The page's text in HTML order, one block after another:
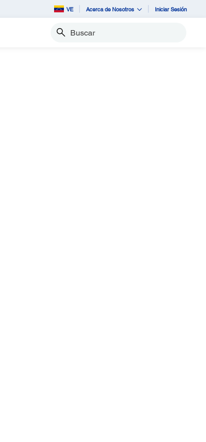
VE Acerca de Nosotros Iniciar Sesión
Buscar